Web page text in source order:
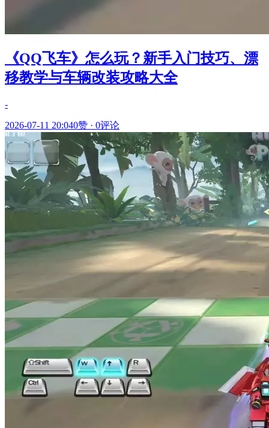
《QQ飞车》怎么玩？新手入门技巧、漂
移教学与车辆改装攻略大全
-
2026-07-11 20:040赞 · 0评论